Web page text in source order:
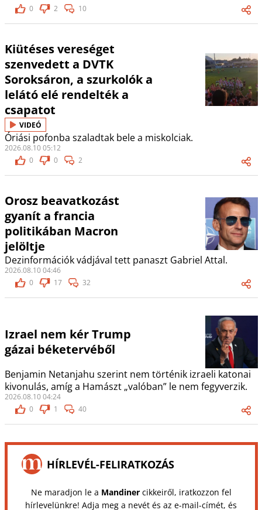
0
2 10
Kiütéses vereséget
szenvedett a DVTK
Soroksáron, a szurkolók a
lelátó elé rendelték a
csapatot
VIDEÓ
Óriási pofonba szaladtak bele a miskolciak.
2026.08.10 05:12
0
0 2
Orosz beavatkozást
gyanít a francia
politikában Macron
jelöltje
Dezinformációk vádjával tett panaszt Gabriel Attal.
2026.08.10 04:46
0
17 32
Izrael nem kér Trump
gázai béketervéből
Benjamin Netanjahu szerint nem történik izraeli katonai
kivonulás, amíg a Hamászt „valóban” le nem fegyverzik.
2026.08.10 04:24
0
1 40
HÍRLEVÉL-FELIRATKOZÁS
Ne maradjon le a Mandinercikkeiről, iratkozzon fel
hírlevelünkre! Adja meg a nevét és az e-mail-címét, és